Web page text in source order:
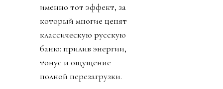
именно тот эффект, за
который многие ценят
классическую русскую
баню: прилив энергии,
тонус и ощущение
полной перезагрузки.